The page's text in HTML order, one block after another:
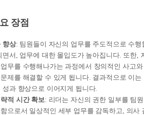
장점
향상: 팀원들이 자신의 업무를 주도적으로 수행
면서, 업무에 대한 몰입도가 높아집니다. 또한,
무를 수행해나가는 과정에서 창의적인 사고와
제를 해결할 수 있게 됩니다. 결과적으로 이는
성과 향상으로 이어지게 됩니다.
적 시간 확보 : 리더는 자신의 권한 일부를 팀원
으로서 일상적인 세부 업무를 감독하고, 의사